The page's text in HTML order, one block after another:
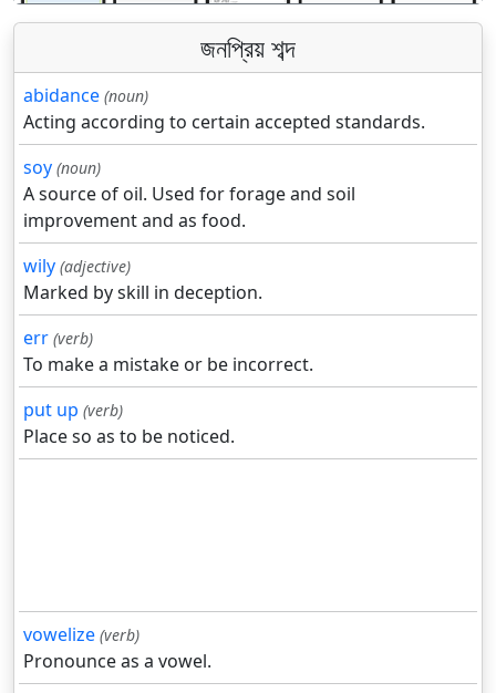
জনপ্রিয় শব্দ
abidance (noun)
Acting according to certain accepted standards.
soy (noun)
A source of oil. Used for forage and soil
improvement and as food.
wily (adjective)
Marked by skill in deception.
err (verb)
To make a mistake or be incorrect.
put up (verb)
Place so as to be noticed.
vowelize (verb)
Pronounce as a vowel.